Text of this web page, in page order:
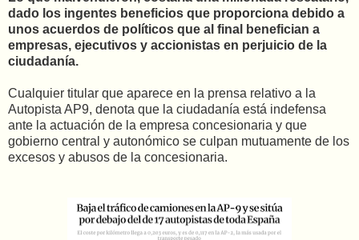
dado los ingentes beneficios que proporciona debido a
unos acuerdos de políticos que al final benefician a
empresas, ejecutivos y accionistas en perjuicio de la
ciudadanía.
Cualquier titular que aparece en la prensa relativo a la
Autopista AP9, denota que la ciudadanía está indefensa
ante la actuación de la empresa concesionaria y que
gobierno central y autonómico se culpan mutuamente de los
excesos y abusos de la concesionaria.